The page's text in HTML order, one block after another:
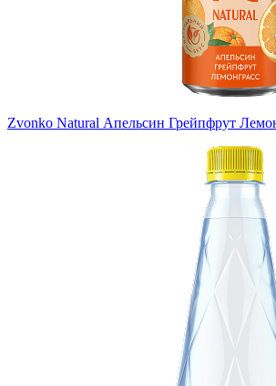
Zvonko Natural Апельсин Грейпфрут